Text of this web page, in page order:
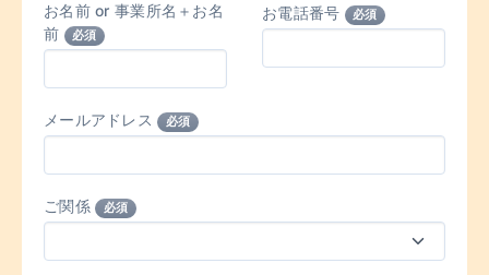
お名前 or 事業所名＋お名
前
必須
お電話番号 必須
メールアドレス 必須
ご関係 必須